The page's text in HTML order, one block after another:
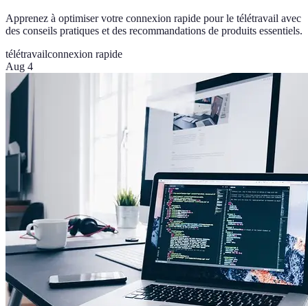
Apprenez à optimiser votre connexion rapide pour le télétravail avec
des conseils pratiques et des recommandations de produits essentiels.
télétravailconnexion rapide
Aug 4